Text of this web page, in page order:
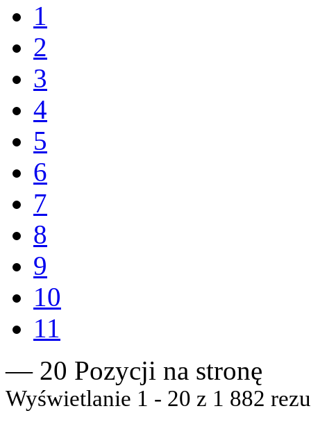
1
2
3
4
5
6
7
8
9
10
11
— 20 Pozycji na stronę
Wyświetlanie 1 - 20 z 1 882